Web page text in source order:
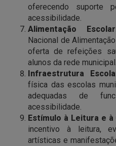
oferecendo suporte
acessibilidade.
Alimentação
Nacional de
oferta de refeições
alunos da rede municipal.
Infraestrutura
física das escolas
adequadas de
acessibilidade.
Estímulo à Leitura e à
incentivo à leitura,
artísticas e